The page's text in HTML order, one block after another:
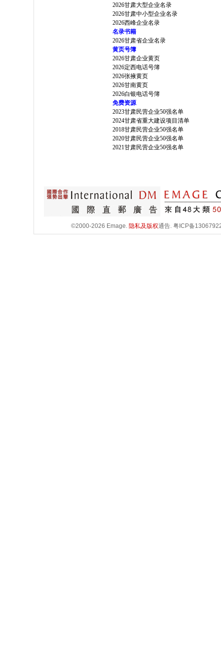
2026甘肃大型企业名录
2026甘肃中小型企业名录
2026西峰企业名录
名录书籍
2026甘肃省企业名录
黄页号簿
2026甘肃企业黄页
2026定西电话号簿
2026张掖黄页
2026甘南黄页
2026白银电话号簿
免费资源
2023甘肃民营企业50强名单
2024甘肃省重大建设项目清单
2018甘肃民营企业50强名单
2020甘肃民营企业50强名单
2021甘肃民营企业50强名单
©2000-2026 Emage. 隐私及版权通告. 粤ICP备